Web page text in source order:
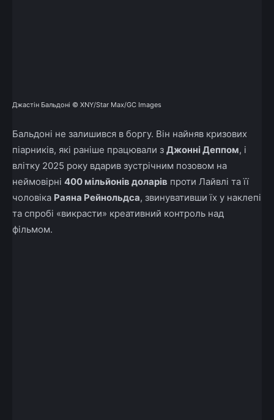
Джастін Бальдоні © XNY/Star Max/GC Images
Бальдоні не залишився в боргу. Він найняв кризових
піарників, які раніше працювали з Джонні Деппом, і
влітку 2025 року вдарив зустрічним позовом на
неймовірні 400 мільйонів доларів проти Лайвлі та її
чоловіка Раяна Рейнольдса, звинувативши їх у наклепі
та спробі «викрасти» креативний контроль над
фільмом.